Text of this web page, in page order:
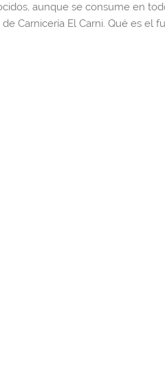
aunque se consume en
Carnicería El Carni. Qué es el